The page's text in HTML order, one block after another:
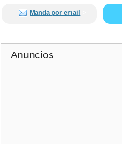
Manda por email
Anuncios